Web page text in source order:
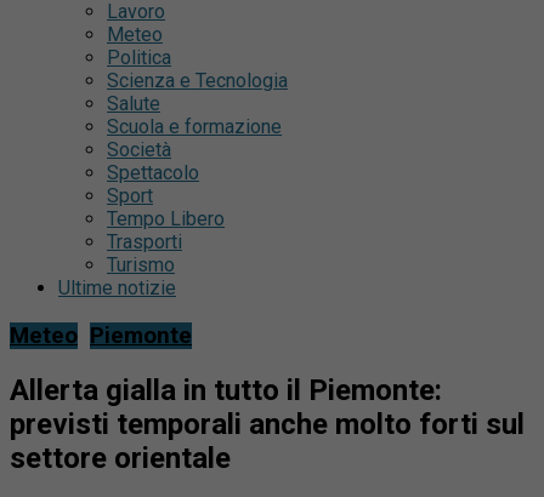
Lavoro
Meteo
Politica
Scienza e Tecnologia
Salute
Scuola e formazione
Società
Spettacolo
Sport
Tempo Libero
Trasporti
Turismo
Ultime notizie
Meteo Piemonte
Allerta gialla in tutto il Piemonte:
previsti temporali anche molto forti sul
settore orientale